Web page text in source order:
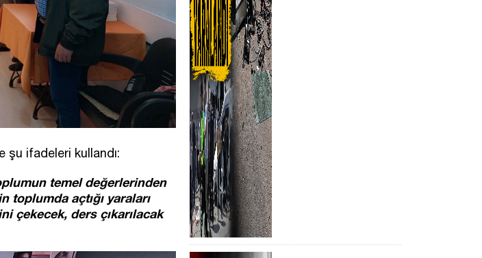
şu ifadeleri kullandı:
temel değerlerinden
açtığı yaraları
çekecek, ders çıkarılacak